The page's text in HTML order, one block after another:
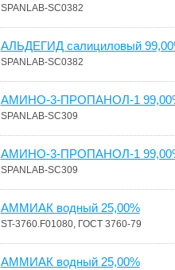
SPANLAB-SC0382
АЛЬДЕГИД салициловый
SPANLAB-SC0382
АМИНО-3-ПРОПАНОЛ-1 99,00%
SPANLAB-SC309
АМИНО-3-ПРОПАНОЛ-1 99,00%
SPANLAB-SC309
АММИАК водный 25,00%
ST-3760.F01080, ГОСТ 3760-79
АММИАК водный 25,00%